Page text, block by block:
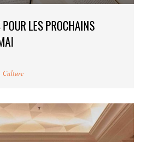
LES PROCHAINS
Culture